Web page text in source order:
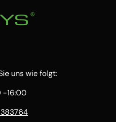
uns wie folgt:
-16:00